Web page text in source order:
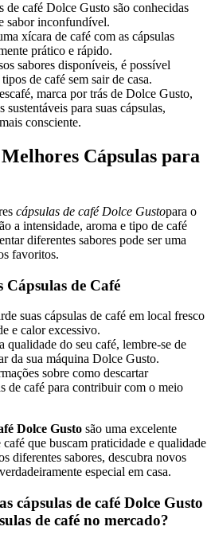
de café Dolce Gusto são conhecidas
sabor inconfundível.
xícara de café com as cápsulas
prático e rápido.
sabores disponíveis, é possível
de café sem sair de casa.
marca por trás de Dolce Gusto,
sustentáveis para suas cápsulas,
consciente.
Cápsulas para
cápsulas de café Dolce Gustopara o
a intensidade, aroma e tipo de café
diferentes sabores pode ser uma
favoritos.
de Café
suas cápsulas de café em local fresco
e calor excessivo.
qualidade do seu café, lembre-se de
da sua máquina Dolce Gusto.
sobre como descartar
de café para contribuir com o meio
Dolce Gusto são uma excelente
que buscam praticidade e qualidade
diferentes sabores, descubra novos
especial em casa.
cápsulas de café Dolce Gusto
de café no mercado?